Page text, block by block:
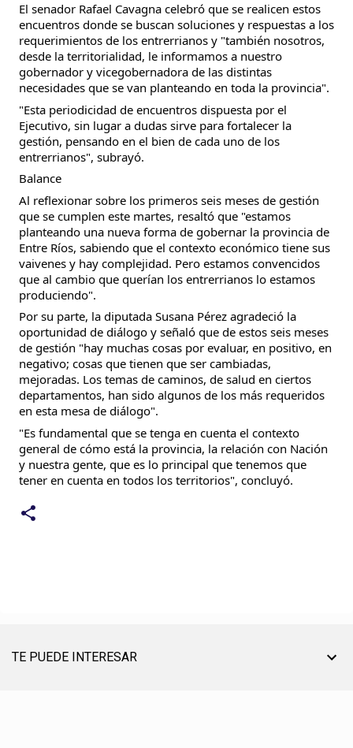
El senador Rafael Cavagna celebró que se realicen estos
encuentros donde se buscan soluciones y respuestas a los
requerimientos de los entrerrianos y "también nosotros,
desde la territorialidad, le informamos a nuestro
gobernador y vicegobernadora de las distintas
necesidades que se van planteando en toda la provincia".
"Esta periodicidad de encuentros dispuesta por el
Ejecutivo, sin lugar a dudas sirve para fortalecer la
gestión, pensando en el bien de cada uno de los
entrerrianos", subrayó.
Balance
Al reflexionar sobre los primeros seis meses de gestión
que se cumplen este martes, resaltó que "estamos
planteando una nueva forma de gobernar la provincia de
Entre Ríos, sabiendo que el contexto económico tiene sus
vaivenes y hay complejidad. Pero estamos convencidos
que al cambio que querían los entrerrianos lo estamos
produciendo".
Por su parte, la diputada Susana Pérez agradeció la
oportunidad de diálogo y señaló que de estos seis meses
de gestión "hay muchas cosas por evaluar, en positivo, en
negativo; cosas que tienen que ser cambiadas,
mejoradas. Los temas de caminos, de salud en ciertos
departamentos, han sido algunos de los más requeridos
en esta mesa de diálogo".
"Es fundamental que se tenga en cuenta el contexto
general de cómo está la provincia, la relación con Nación
y nuestra gente, que es lo principal que tenemos que
tener en cuenta en todos los territorios", concluyó.
TE PUEDE INTERESAR